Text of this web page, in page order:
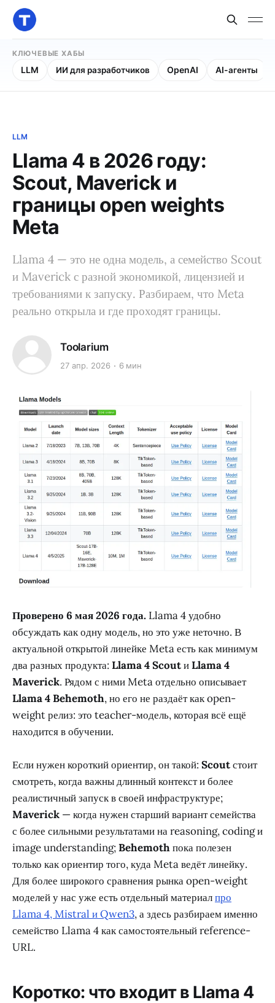
КЛЮЧЕВЫЕ ХАБЫ
LLM ИИ для разработчиков OpenAI AI-агенты
LLM
Llama 4 в 2026 году:
Scout, Maverick и
границы open weights
Meta
Llama 4 — это не одна модель, а семейство Scout
и Maverick с разной экономикой, лицензией и
требованиями к запуску. Разбираем, что Meta
реально открыла и где проходят границы.
Toolarium
27 апр. 2026 6 мин
Проверено 6 мая 2026 года. Llama 4 удобно
обсуждать как одну модель, но это уже неточно. В
актуальной открытой линейке Meta есть как минимум
два разных продукта: Llama 4 ScoutиLlama 4
Maverick. Рядом с ними Meta отдельно описывает
Llama 4 Behemoth, но его не раздаёт как open-
weight релиз: это teacher-модель, которая всё ещё
находится в обучении.
Если нужен короткий ориентир, он такой: Scoutстоит
смотреть, когда важны длинный контекст и более
реалистичный запуск в своей инфраструктуре;
Maverick — когда нужен старший вариант семейства
с более сильными результатами на reasoning, coding и
image understanding;Behemothпока полезен
только как ориентир того, куда Meta ведёт линейку.
Для более широкого сравнения рынка open-weight
моделей у нас уже есть отдельный материалпро
Llama 4, Mistral и Qwen3, а здесь разбираем именно
семейство Llama 4 как самостоятельный reference-
URL.
Коротко: что входит в Llama 4